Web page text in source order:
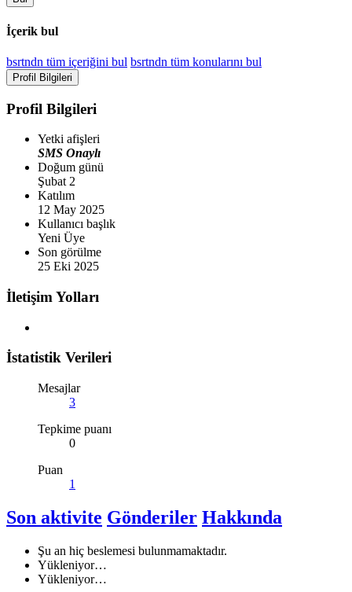
İçerik bul
bsrtndn tüm içeriğini bul bsrtndn tüm konularını bul
Profil Bilgileri
Profil Bilgileri
Yetki afişleri
SMS Onaylı
Doğum günü
Şubat 2
Katılım
12 May 2025
Kullanıcı başlık
Yeni Üye
Son görülme
25 Eki 2025
İletişim Yolları
İstatistik Verileri
Mesajlar
3
Tepkime puanı
0
Puan
1
Son aktivite Gönderiler Hakkında
Şu an hiç beslemesi bulunmamaktadır.
Yükleniyor…
Yükleniyor…